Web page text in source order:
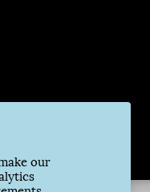
our